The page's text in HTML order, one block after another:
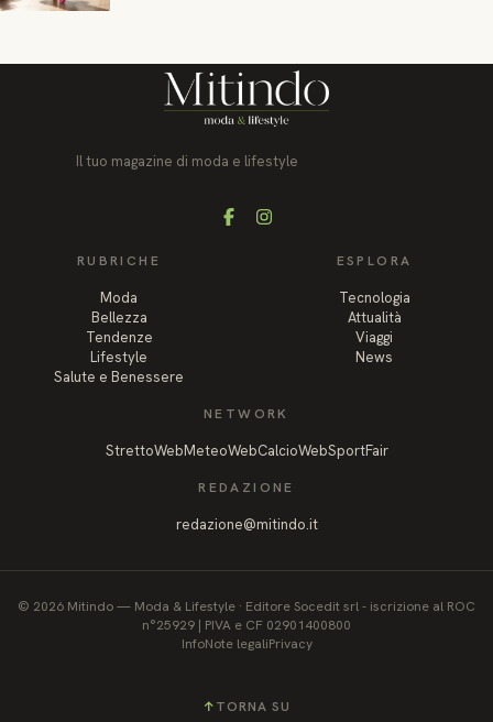
Il tuo magazine di moda e lifestyle
FacebookInstagram
RUBRICHE
Moda
Bellezza
Tendenze
Lifestyle
Salute e Benessere
ESPLORA
Tecnologia
Attualità
Viaggi
News
NETWORK
StrettoWebMeteoWebCalcioWebSportFair
REDAZIONE
redazione@mitindo.it
© 2026 Mitindo— Moda & Lifestyle · Editore Socedit srl - iscrizione al ROC
n°25929 | PIVA e CF 02901400800
InfoNote legaliPrivacy
↑TORNA SU